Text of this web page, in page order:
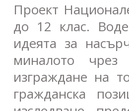
Проект
до 12 клас.
идеята за
миналото чрез
изграждане на
гражданска